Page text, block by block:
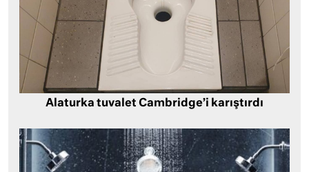
Alaturka tuvalet Cambridge’i karıştırdı